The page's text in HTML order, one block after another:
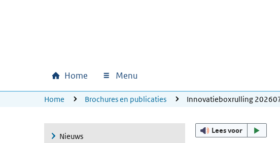
Hoofdnavigatie
Home Menu
U bevindt zich hier:
Home Brochures en publicaties Innovatieboxrulling
Nieuws
Lees voor